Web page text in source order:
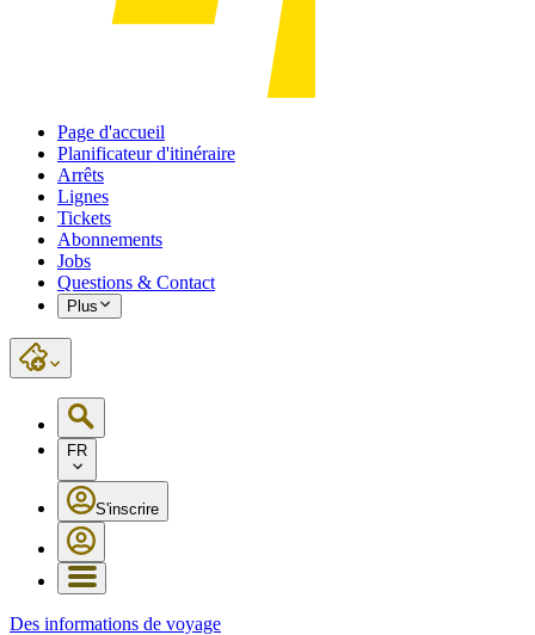
Page d'accueil
Planificateur d'itinéraire
Arrêts
Lignes
Tickets
Abonnements
Jobs
Questions & Contact
Plus
FR
S'inscrire
Des informations de voyage